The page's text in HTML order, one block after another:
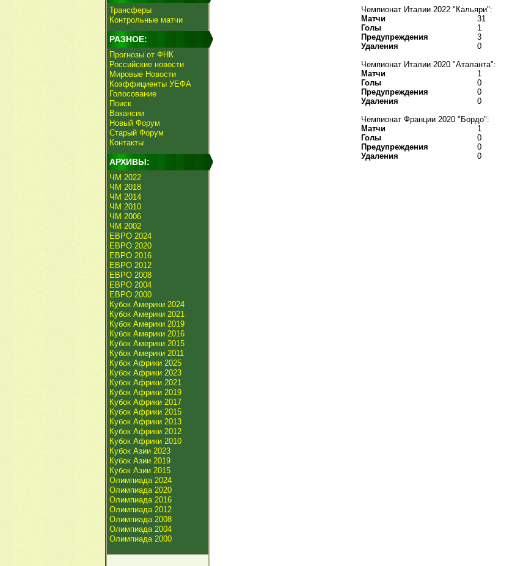
Трансферы
Контрольные матчи
РАЗНОЕ:
Прогнозы от ФНК
Российские новости
Мировые Новости
Коэффициенты УЕФА
Голосование
Поиск
Вакансии
Новый Форум
Старый Форум
Контакты
АРХИВЫ:
ЧМ 2022
ЧМ 2018
ЧМ 2014
ЧМ 2010
ЧМ 2006
ЧМ 2002
ЕВРО 2024
ЕВРО 2020
ЕВРО 2016
ЕВРО 2012
ЕВРО 2008
ЕВРО 2004
ЕВРО 2000
Кубок Америки 2024
Кубок Америки 2021
Кубок Америки 2019
Кубок Америки 2016
Кубок Америки 2015
Кубок Америки 2011
Кубок Африки 2025
Кубок Африки 2023
Кубок Африки 2021
Кубок Африки 2019
Кубок Африки 2017
Кубок Африки 2015
Кубок Африки 2013
Кубок Африки 2012
Кубок Африки 2010
Кубок Азии 2023
Кубок Азии 2019
Кубок Азии 2015
Олимпиада 2024
Олимпиада 2020
Олимпиада 2016
Олимпиада 2012
Олимпиада 2008
Олимпиада 2004
Олимпиада 2000
Чемпионат Италии 2022 "Кальяри":
Матчи
31
Голы
1
Предупреждения
3
Удаления
0
Чемпионат Италии 2020 "Аталанта":
Матчи
1
Голы
0
Предупреждения
0
Удаления
0
Чемпионат Франции 2020 "Бордо":
Матчи
1
Голы
0
Предупреждения
0
Удаления
0